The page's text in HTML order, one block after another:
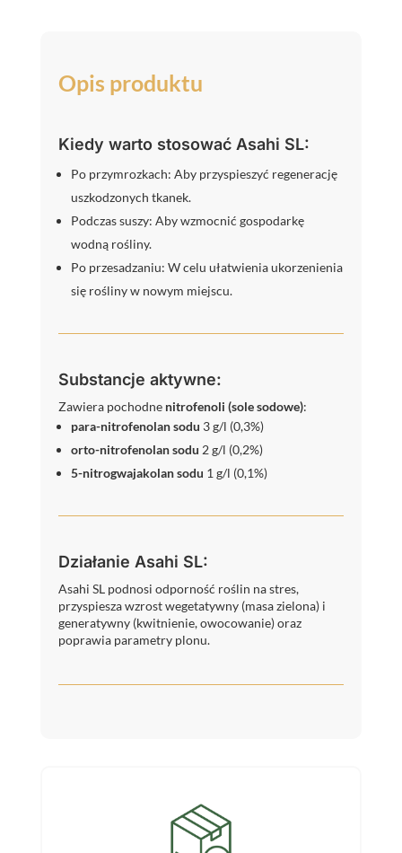
Opis produktu
Kiedy warto stosować Asahi SL:
Po przymrozkach: Aby przyspieszyć regenerację
uszkodzonych tkanek.
Podczas suszy: Aby wzmocnić gospodarkę
wodną rośliny.
Po przesadzaniu: W celu ułatwienia ukorzenienia
się rośliny w nowym miejscu.
Substancje aktywne:
Zawiera pochodne nitrofenoli (sole sodowe):
para-nitrofenolan sodu 3 g/l (0,3%)
orto-nitrofenolan sodu 2 g/l (0,2%)
5-nitrogwajakolan sodu 1 g/l (0,1%)
Działanie Asahi SL:
Asahi SL podnosi odporność roślin na stres,
przyspiesza wzrost wegetatywny (masa zielona) i
generatywny (kwitnienie, owocowanie) oraz
poprawia parametry plonu.